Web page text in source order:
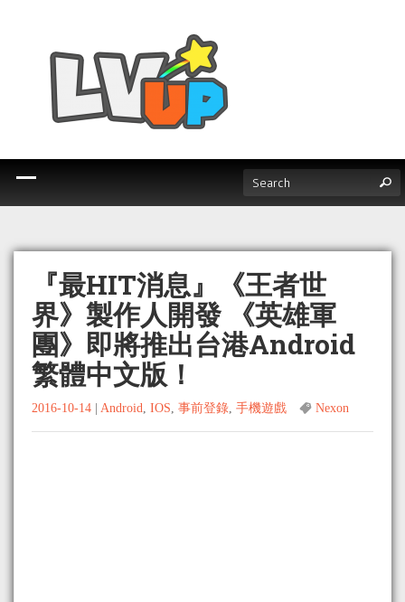
『最HIT消息』《王者世
界》製作人開發 《英雄軍
團》即將推出台港Android
繁體中文版！
2016-10-14 Android, IOS, 事前登錄, 手機遊戲 Nexon